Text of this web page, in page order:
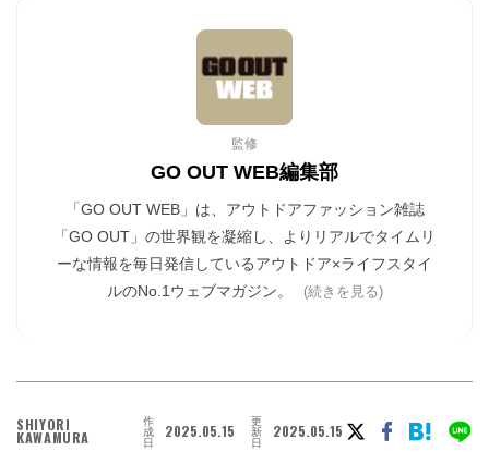
監修
GO OUT WEB編集部
「GO OUT WEB」は、アウトドアファッション雑誌
「GO OUT」の世界観を凝縮し、よりリアルでタイムリ
ーな情報を毎日発信しているアウトドア×ライフスタイ
ルのNo.1ウェブマガジン。
(続きを見る)
SHIYORI
KAWAMURA
作
成
日
2025.05.15 更
新
日
2025.05.15